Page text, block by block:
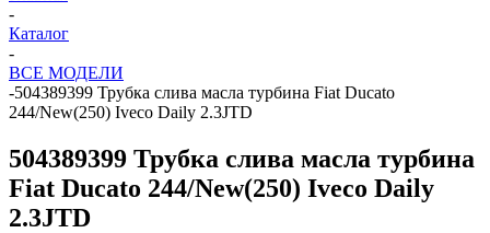
-
Каталог
-
ВСЕ МОДЕЛИ
-504389399 Трубка слива масла турбина Fiat Ducato
244/New(250) Iveco Daily 2.3JTD
504389399 Трубка слива масла турбина
Fiat Ducato 244/New(250) Iveco Daily
2.3JTD